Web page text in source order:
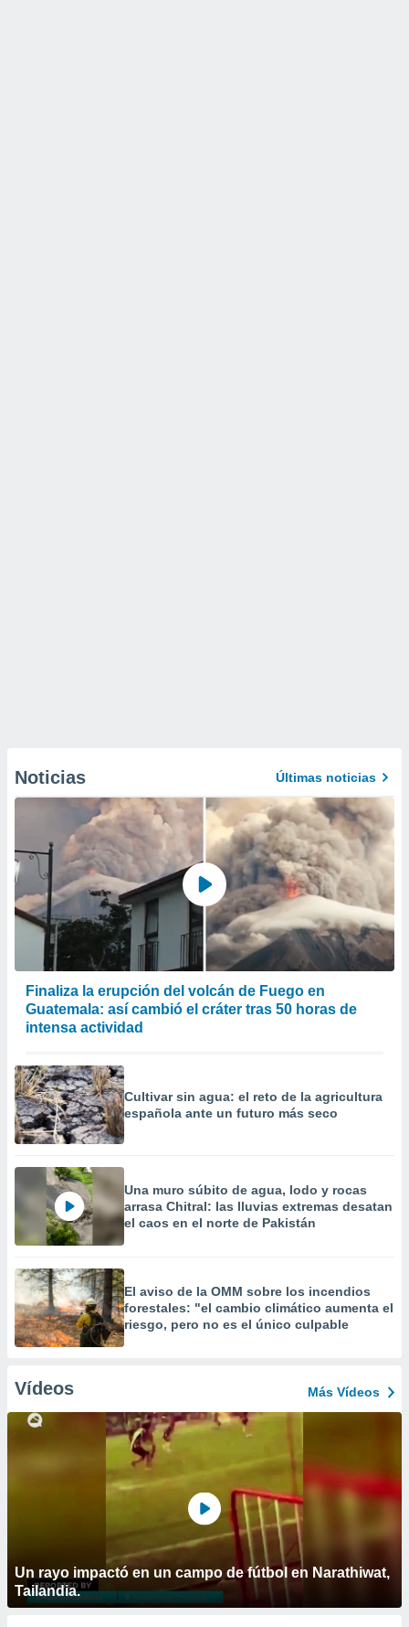
Noticias Últimas noticias
Finaliza la erupción del volcán de Fuego en
Guatemala: así cambió el cráter tras 50 horas de
intensa actividad
Cultivar sin agua: el reto de la agricultura
española ante un futuro más seco
Una muro súbito de agua, lodo y rocas
arrasa Chitral: las lluvias extremas desatan
el caos en el norte de Pakistán
El aviso de la OMM sobre los incendios
forestales: "el cambio climático aumenta el
riesgo, pero no es el único culpable
Vídeos Más Vídeos
Un rayo impactó en un campo de fútbol en Narathiwat,
Tailandia.